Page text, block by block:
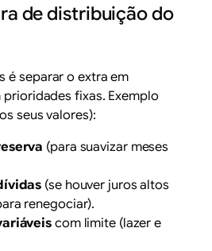
de distribuição do
é separar o extra em
fixas. Exemplo
seus valores):
(para suavizar meses
(se houver juros altos
renegociar).
com limite (lazer e